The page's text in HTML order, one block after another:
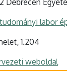
labor
1.204
weboldal